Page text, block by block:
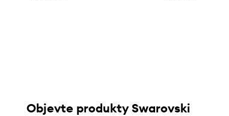
Objevte produkty Swarovski